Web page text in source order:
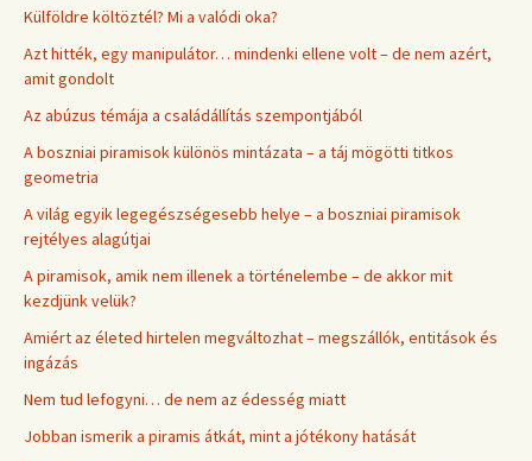
Külföldre költöztél? Mi a valódi oka?
Azt hitték, egy manipulátor… mindenki ellene volt – de nem azért,
amit gondolt
Az abúzus témája a családállítás szempontjából
A boszniai piramisok különös mintázata – a táj mögötti titkos
geometria
A világ egyik legegészségesebb helye – a boszniai piramisok
rejtélyes alagútjai
A piramisok, amik nem illenek a történelembe – de akkor mit
kezdjünk velük?
Amiért az életed hirtelen megváltozhat – megszállók, entitások és
ingázás
Nem tud lefogyni… de nem az édesség miatt
Jobban ismerik a piramis átkát, mint a jótékony hatását